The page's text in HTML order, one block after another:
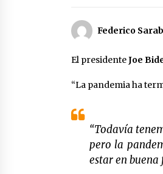
3
2
2
Federico
El presidenteJoe
“La pandemia ha
“Todavía
pero la
estar en buena